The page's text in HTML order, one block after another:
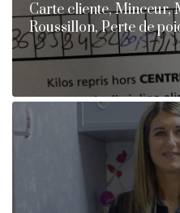
Carte cliente, Minceur,
Roussillon, Perte de